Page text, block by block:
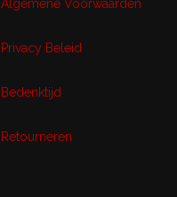
Algemene Voorwaarden
Privacy Beleid
Bedenktijd
Retourneren